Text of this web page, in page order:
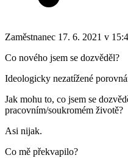
Zaměstnanec 17. 6. 2021 v
Co nového jsem se dozvěděl?
Ideologicky nezatížené
Jak mohu to, co jsem se
pracovním/soukromém životě?
Asi nijak.
Co mě překvapilo?